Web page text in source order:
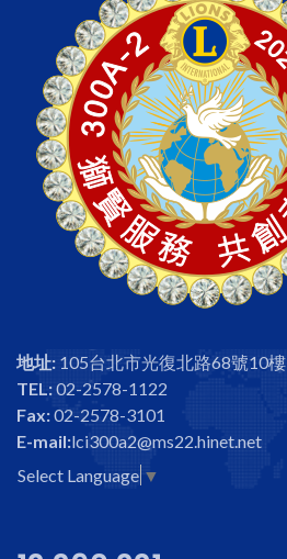
地址: 105台北市光復北路68號10樓
TEL:02-2578-1122
Fax:02-2578-3101
E-mail:lci300a2@ms22.hinet.net
Select Language ▼